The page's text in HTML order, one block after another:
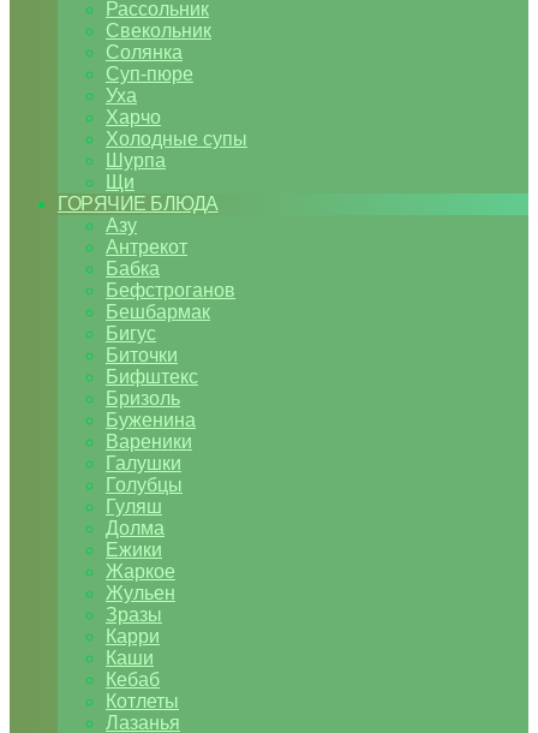
Рассольник
Свекольник
Солянка
Суп-пюре
Уха
Харчо
Холодные супы
Шурпа
Щи
ГОРЯЧИЕ БЛЮДА
Азу
Антрекот
Бабка
Бефстроганов
Бешбармак
Бигус
Биточки
Бифштекс
Бризоль
Буженина
Вареники
Галушки
Голубцы
Гуляш
Долма
Ежики
Жаркое
Жульен
Зразы
Карри
Каши
Кебаб
Котлеты
Лазанья